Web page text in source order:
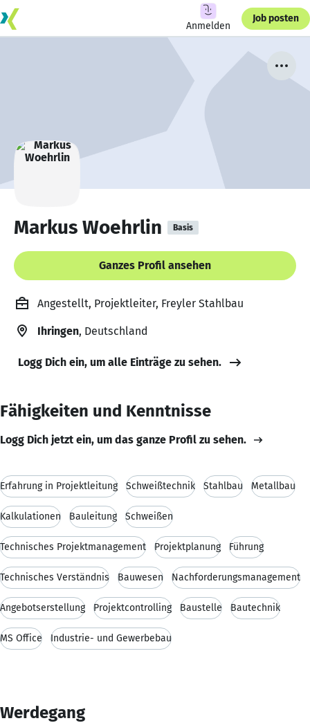
Anmelden
Job posten
Markus Woehrlin Basis
Ganzes Profil ansehen
Angestellt, Projektleiter, Freyler Stahlbau
Ihringen, Deutschland
Logg Dich ein, um alle Einträge zu sehen.
Fähigkeiten und Kenntnisse
Logg Dich jetzt ein, um das ganze Profil zu sehen.
Erfahrung in Projektleitung Schweißtechnik Stahlbau Metallbau
Kalkulationen Bauleitung Schweißen
Technisches Projektmanagement Projektplanung Führung
Technisches Verständnis Bauwesen Nachforderungsmanagement
Angebotserstellung Projektcontrolling Baustelle Bautechnik
MS Office Industrie- und Gewerbebau
Werdegang